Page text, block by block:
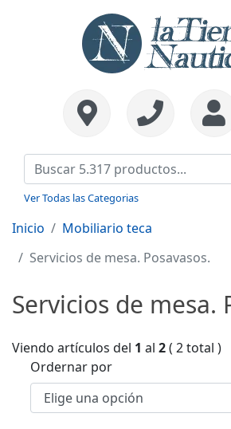
Ver Todas las Categorias
Inicio
Mobiliario teca
Servicios de mesa. Posavasos.
Servicios de mesa.
Viendo artículos del 1 al 2( 2 total )
Ordernar por